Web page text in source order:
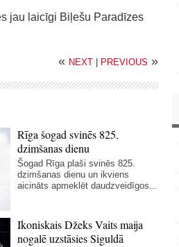
jau laicīgi Biļešu Paradīzes
« NEXT PREVIOUS »
Rīga šogad svinēs 825.
dzimšanas dienu
Šogad Rīga plaši svinēs 825.
dzimšanas dienu un ikviens
aicināts apmeklēt daudzveidīgos...
Ikoniskais Džeks Vaits maija
nogalē uzstāsies Siguldā